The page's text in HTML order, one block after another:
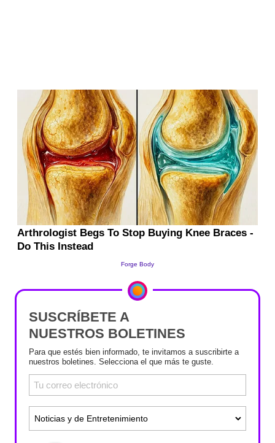
SUSCRÍBETE A
NUESTROS BOLETINES
Para que estés bien informado, te invitamos a suscribirte a
nuestros boletines. Selecciona el que más te guste.